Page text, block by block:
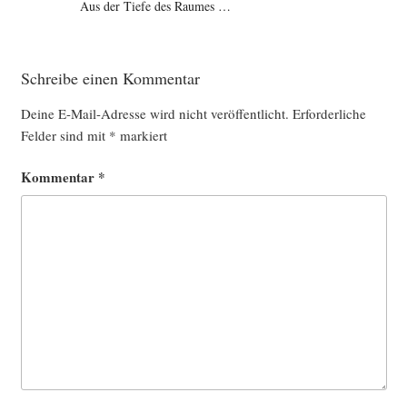
Aus der Tiefe des Raumes …
Schreibe einen Kommentar
Deine E-Mail-Adresse wird nicht veröffentlicht. Erforderliche
Felder sind mit * markiert
Kommentar *